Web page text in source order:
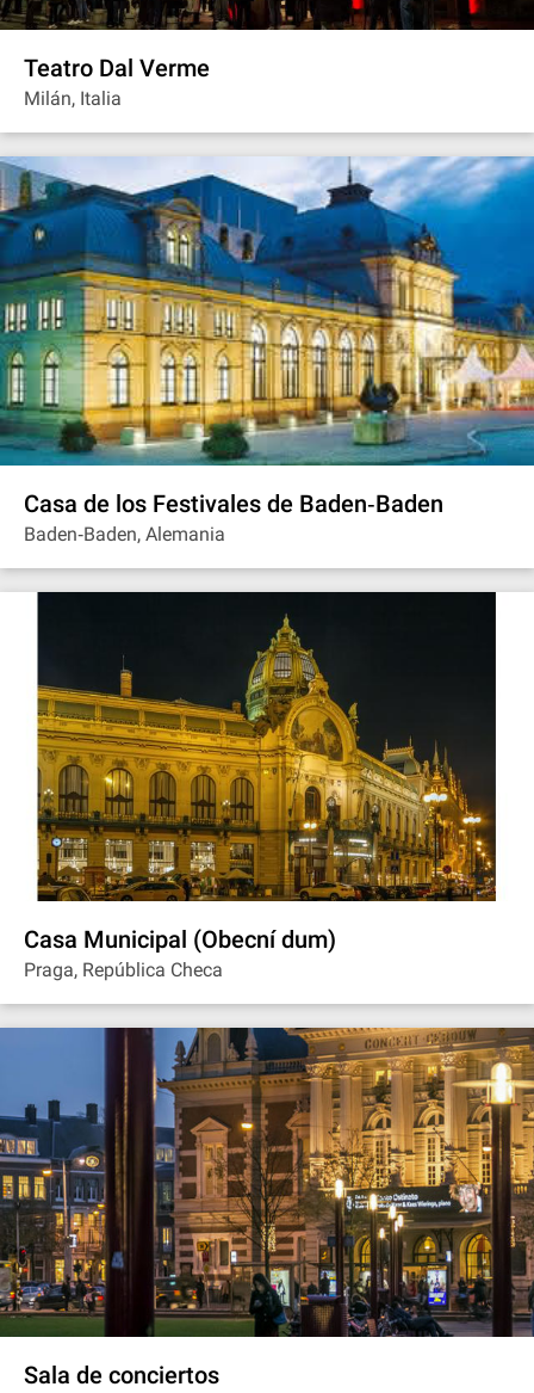
Teatro Dal Verme
Milán, Italia
Casa de los Festivales de Baden‐Baden
Baden‐Baden, Alemania
Casa Municipal (Obecní dum)
Praga, República Checa
Sala de conciertos